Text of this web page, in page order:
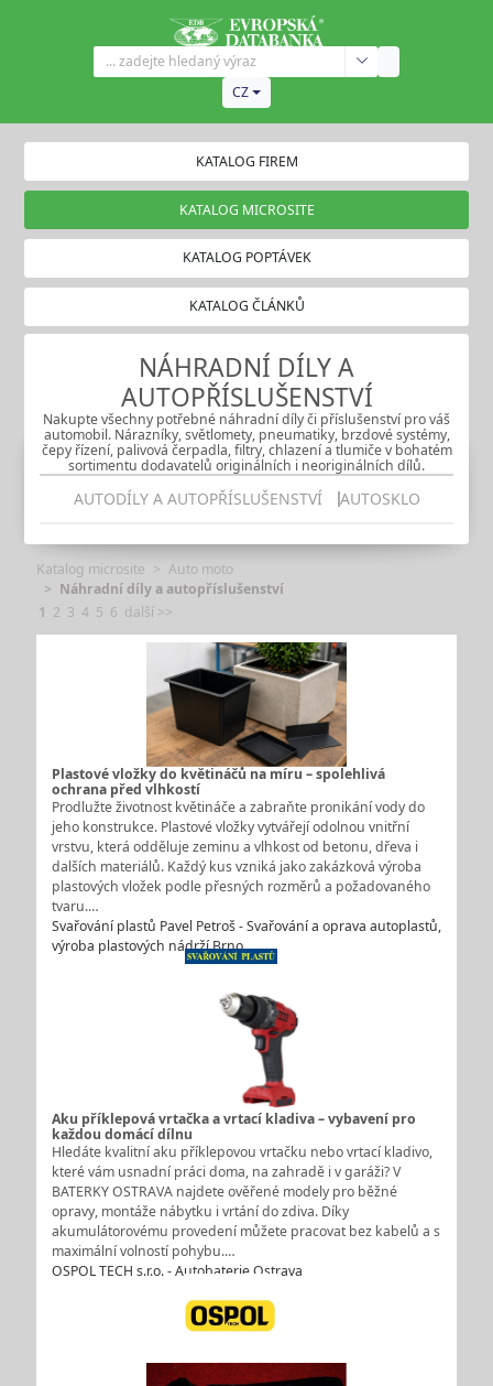
CZ
KATALOG FIREM
KATALOG MICROSITE
KATALOG POPTÁVEK
KATALOG ČLÁNKŮ
NÁHRADNÍ DÍLY A
AUTOPŘÍSLUŠENSTVÍ
Nakupte všechny potřebné náhradní díly či příslušenství pro váš
automobil. Nárazníky, světlomety, pneumatiky, brzdové systémy,
čepy řízení, palivová čerpadla, filtry, chlazení a tlumiče v bohatém
sortimentu dodavatelů originálních i neoriginálních dílů.
AUTODÍLY A AUTOPŘÍSLUŠENSTVÍ AUTOSKLO
Katalog microsite
Auto moto
Náhradní díly a autopříslušenství
1 2 3 4 5 6 další >>
Plastové vložky do květináčů na míru – spolehlivá
ochrana před vlhkostí
Prodlužte životnost květináče a zabraňte pronikání vody do
jeho konstrukce. Plastové vložky vytvářejí odolnou vnitřní
vrstvu, která odděluje zeminu a vlhkost od betonu, dřeva i
dalších materiálů. Každý kus vzniká jako zakázková výroba
plastových vložek podle přesných rozměrů a požadovaného
tvaru.…
Svařování plastů Pavel Petroš - Svařování a oprava autoplastů,
výroba plastových nádrží Brno
Aku příklepová vrtačka a vrtací kladiva – vybavení pro
každou domácí dílnu
Hledáte kvalitní aku příklepovou vrtačku nebo vrtací kladivo,
které vám usnadní práci doma, na zahradě i v garáži? V
BATERKY OSTRAVA najdete ověřené modely pro běžné
opravy, montáže nábytku i vrtání do zdiva. Díky
akumulátorovému provedení můžete pracovat bez kabelů a s
maximální volností pohybu.…
OSPOL TECH s.r.o. - Autobaterie Ostrava